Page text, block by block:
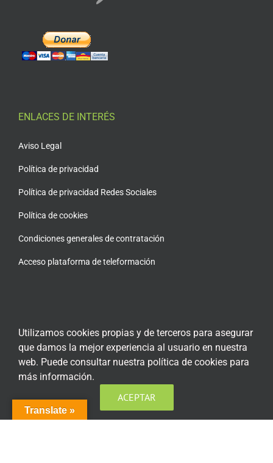
ENLACES DE INTERÉS
Aviso Legal
Política de privacidad
Política de privacidad Redes Sociales
Política de cookies
Condiciones generales de contratación
Acceso plataforma de teleformación
ENCUÉNTRANOS EN LAS REDES SOCIALES
Translate »
Utilizamos cookies propias y de terceros para asegurar
que damos la mejor experiencia al usuario en nuestra
web. Puede consultar nuestra política de cookies para
más información.
ACEPTAR